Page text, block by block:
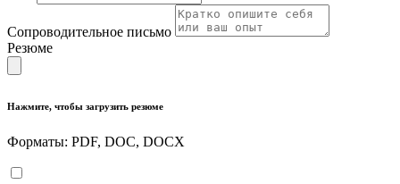
Сопроводительное письмо
Резюме
Нажмите, чтобы загрузить резюме
Форматы: PDF, DOC, DOCX